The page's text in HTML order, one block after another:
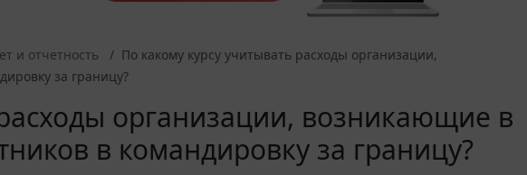
и отчетность
По какому курсу учитывать расходы организации,
за границу?
организации, возникающие в
в командировку за границу?